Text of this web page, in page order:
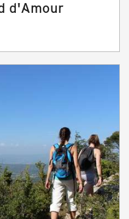
d'Amour